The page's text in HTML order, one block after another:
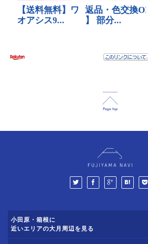
小田原・箱根に
近いエリアの大月周辺を見る